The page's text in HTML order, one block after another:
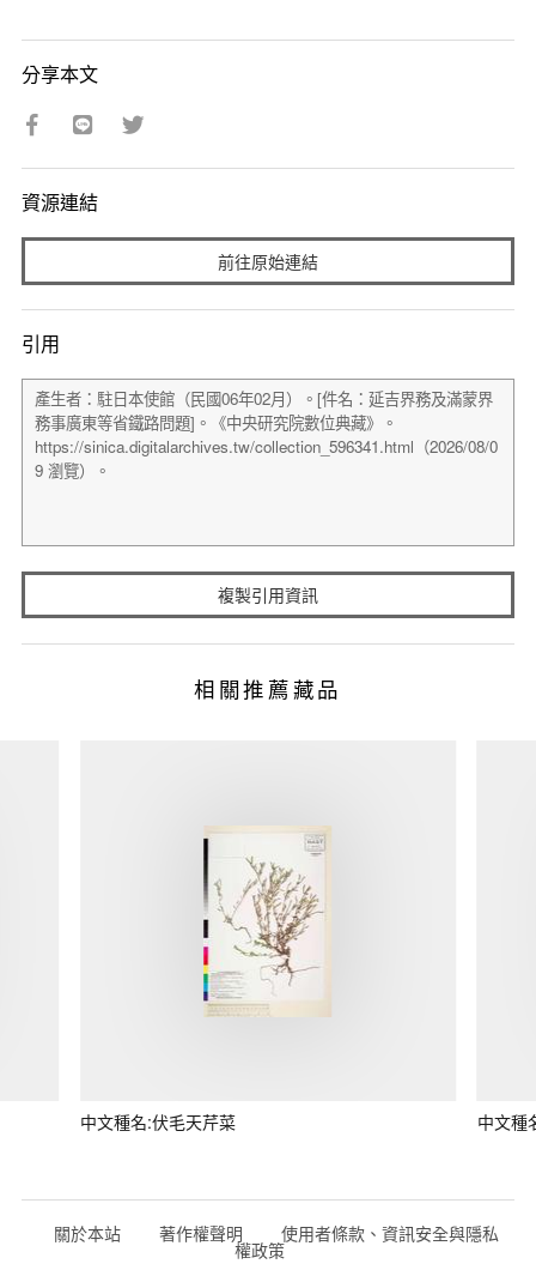
分享本文
資源連結
前往原始連結
引用
複製引用資訊
相關推薦藏品
中文種名:伏毛天芹菜 中文種
關於本站 著作權聲明 使用者條款、資訊安全與隱私
權政策